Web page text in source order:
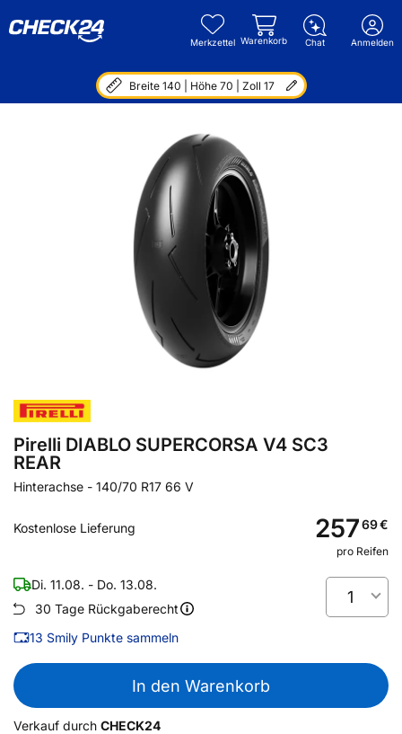
Merkzettel Warenkorb Chat Anmelden
Breite 140 | Höhe 70 | Zoll 17
Pirelli DIABLO SUPERCORSA V4 SC3
REAR
Hinterachse - 140/70 R17 66 V
Kostenlose Lieferung 25769€
pro Reifen
Di. 11.08. - Do. 13.08.
30 Tage Rückgaberecht
13 Smily Punkte sammeln
1
In den Warenkorb
Verkauf durch CHECK24